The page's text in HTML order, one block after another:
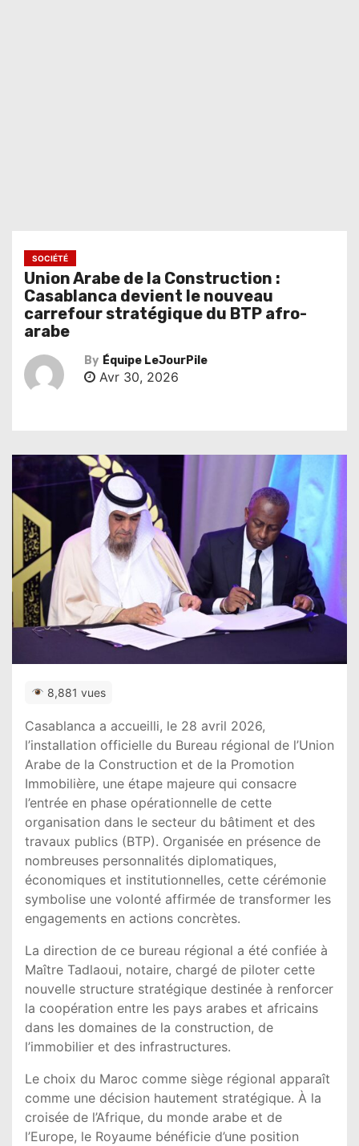
SOCIÉTÉ
Union Arabe de la Construction :
Casablanca devient le nouveau
carrefour stratégique du BTP afro-
arabe
By Équipe LeJourPile
Avr 30, 2026
8,881 vues
Casablanca a accueilli, le 28 avril 2026,
l’installation officielle du Bureau régional de l’Union
Arabe de la Construction et de la Promotion
Immobilière, une étape majeure qui consacre
l’entrée en phase opérationnelle de cette
organisation dans le secteur du bâtiment et des
travaux publics (BTP). Organisée en présence de
nombreuses personnalités diplomatiques,
économiques et institutionnelles, cette cérémonie
symbolise une volonté affirmée de transformer les
engagements en actions concrètes.
La direction de ce bureau régional a été confiée à
Maître Tadlaoui, notaire, chargé de piloter cette
nouvelle structure stratégique destinée à renforcer
la coopération entre les pays arabes et africains
dans les domaines de la construction, de
l’immobilier et des infrastructures.
Le choix du Maroc comme siège régional apparaît
comme une décision hautement stratégique. À la
croisée de l’Afrique, du monde arabe et de
l’Europe, le Royaume bénéficie d’une position